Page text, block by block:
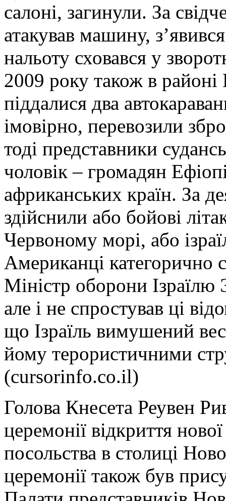
салоні, загинули. За
атакував машину,
нальоту сховався у
2009 року також в
піддалися два
імовірно, перевозили
тоді представники
чоловік – громадян
африканських країн. За
здійснили або бойові
Червоному морі, або
Американці категорично
Міністр оборони Ізраїлю
але і не спростував ці
що Ізраїль вимушений
йому терористичними
(cursorinfo.co.il)
Голова Кнесета Реувен
церемонії відкриття нової
посольства в столиці
церемонії також був